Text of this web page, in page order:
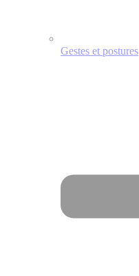
Gestes et postures